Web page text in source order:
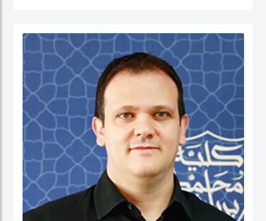
أمضت قبل ذلك أكثر من عقد في جامعة ولونغونغ في دبي (الإمارات العربية المتحدة) ،
وهي واحدة من أوائل الجامعات الخاصة في الإمارات العربية المتحدة ، حيث تولت منصب
نائب العميد ومدير برنامج الماجستير في إدارة الأعمال. شاركت بنشاط في لجان الاعتماد
ولجان الاعتماد في كل من الإمارات العربية المتحدة وألمانيا، بالإضافة إلى مهامها في
التواصل مع المؤسسات. عاشت في الولايات المتحدة الأمريكية والهند وتايوان وألمانيا.
البروفيسور ستيفنز عضو في العديد من المجالس الاستشارية، وهي جزء من مجموعتي
عمل حول أخلاقيات الذكاء الاصطناعي في IEEE SA